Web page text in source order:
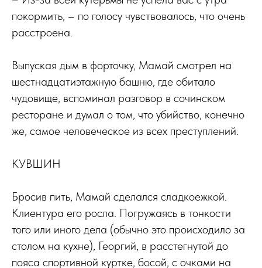
покормить, – по голосу чувствовалось, что очень
расстроена.
Выпуская дым в форточку, Мамай смотрел на
шестнадцатиэтажную башню, где обитало
чудовище, вспоминал разговор в сочинском
ресторане и думал о том, что убийство, конечно
же, самое человеческое из всех преступлений.
КУВШИН
Бросив пить, Мамай сделался сладкоежкой.
Клиентура его росла. Погружаясь в тонкости
того или иного дела (обычно это происходило за
столом на кухне), Георгий, в расстегнутой до
пояса спортивной куртке, босой, с очками на